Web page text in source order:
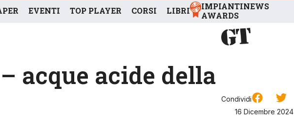
EVENTI TOP PLAYER CORSI LIBRI
IMPIANTINEWS
AWARDS
acque acide della
Condividi
16 Dicembre 2024